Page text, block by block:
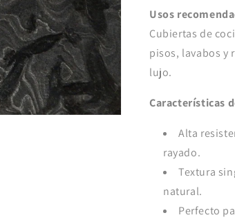
Usos
Cubiertas de
pisos, lavabos y
lujo.
Características
Alta
rayado.
Textura
natural.
Perfecto